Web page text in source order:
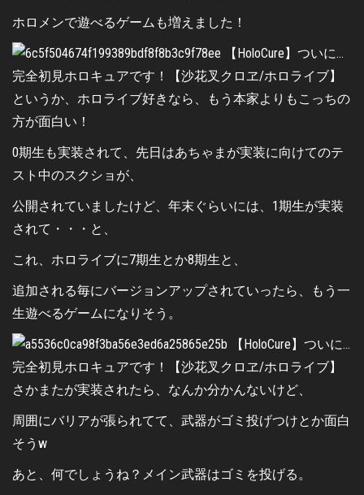
ホロメンで遊べるゲームも増えました！
というか、ホロライブ好きなら、もう本家よりもこっちの
方が面白い！
0期生も実装されて、先日はあちゃまが実装に向けてのテ
スト中のスクショが、
公開されていましたけど、年末ぐらいには、1期生が実装
されて・・・と、
これ、ホロライブに7期生とか8期生と、
追加される毎にバージョンアップされていったら、もう一
生遊べるゲームになりそう。
さかまたが実装されたら、なんか分かんないけど、
周囲にバリアが張られてて、武器がゴミ投げつけとか面白
そうw
あと、何でしょうね？メイン武器はゴミを投げる。